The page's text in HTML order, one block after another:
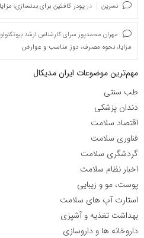
نسرین در پودر کافئین برای بدنسازی؛
مهران محمدپور سرای کارشناس ارشد
مزایا، نحوه مصرف، دوز مناسب و عوارض
مهم‌ترین موضوعات ایران مدیکال
طب سنتی
دندان پزشکی
اقتصاد سلامت
فناوری سلامت
گردشگری سلامت
اخبار نظام سلامت
پوست، مو و زیبایی
استارت آپ های سلامت
بهداشت تغذیه و آشپزی
داروخانه ها و داروسازی